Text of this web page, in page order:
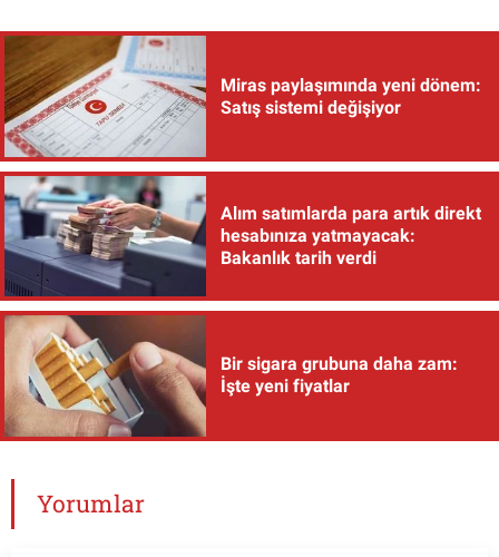
Miras paylaşımında yeni dönem:
Satış sistemi değişiyor
Alım satımlarda para artık direkt
hesabınıza yatmayacak:
Bakanlık tarih verdi
Bir sigara grubuna daha zam:
İşte yeni fiyatlar
Yorumlar